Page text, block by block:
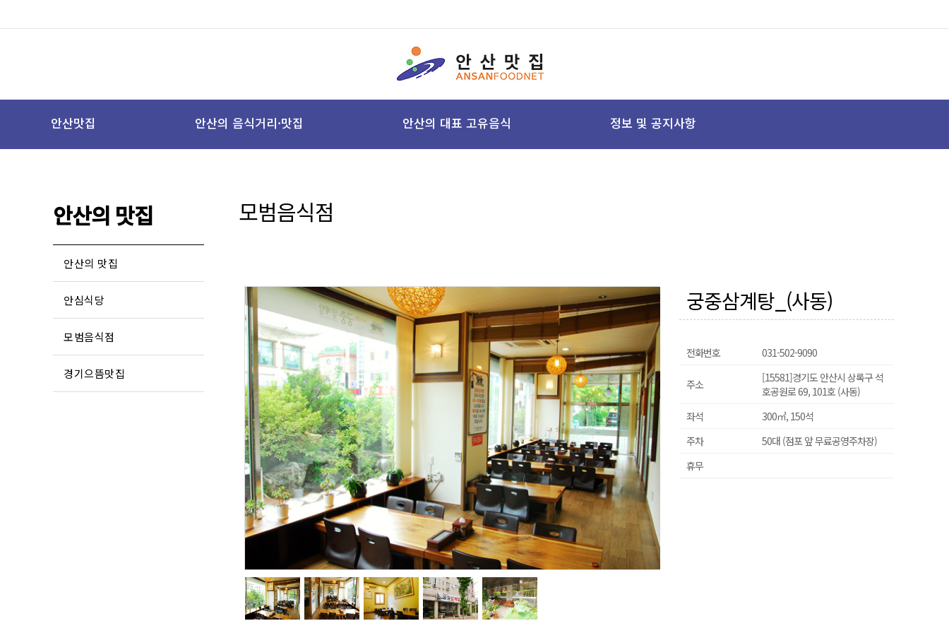
안산맛집 안산의 음식거리·맛집 안산의 대표 고유음식 정보 및 공지사항
안산의 맛집
안산의 맛집
안심식당
모범음식점
경기으뜸맛집
모범음식점
궁중삼계탕_(사동)
전화번호 031-502-9090
주소
[15581]경기도 안산시 상록구 석
호공원로 69, 101호 (사동)
좌석
300㎡, 150석
주차
50대 (점포 앞 무료공영주차장)
휴무